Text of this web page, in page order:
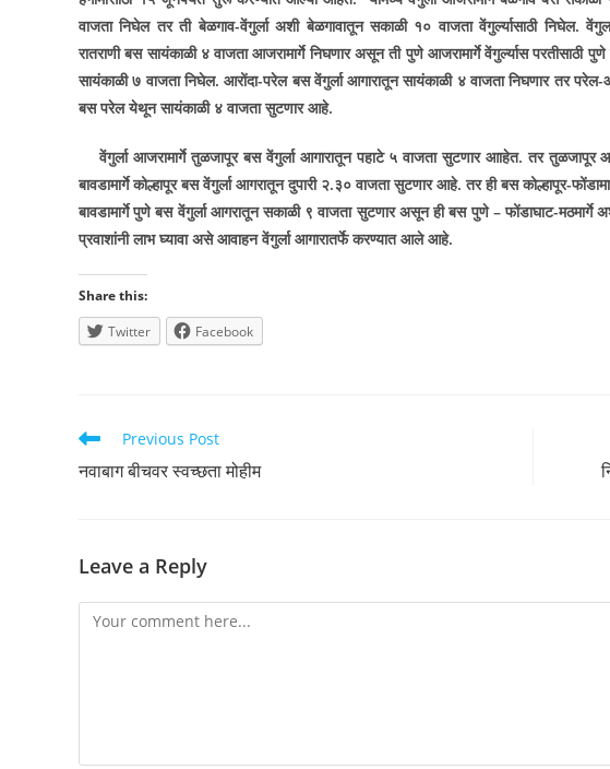
वाजता निघेल तर ती बेळगाव-वेंगुर्ला अशी बेळगावातून सकाळी १० वाजता वेंगुर्ल्यासाठी निघेल.
रातराणी बस सायंकाळी ४ वाजता आजरामार्गे निघणार असून ती पुणे आजरामार्गे वेंगुर्ल्यास परतीसाठी
सायंकाळी ७ वाजता निघेल. आरोंदा-परेल बस वेंगुर्ला आगारातून सायंकाळी ४ वाजता निघणार तर परेल-
बस परेल येथून सायंकाळी ४ वाजता सुटणार आहे.
वेंगुर्ला आजरामार्गे तुळजापूर बस वेंगुर्ला आगारातून पहाटे ५ वाजता सुटणार आाहेत. तर
बावडामार्गे कोल्हापूर बस वेंगुर्ला आगरातून दुपारी २.३० वाजता सुटणार आहे. तर ही बस कोल्हापूर-
बावडामार्गे पुणे बस वेंगुर्ला आगरातून सकाळी ९ वाजता सुटणार असून ही बस पुणे – फोंडाघाट-
प्रवाशांनी लाभ घ्यावा असे आवाहन वेंगुर्ला आगारातर्फे करण्यात आले आहे.
Share this:
Twitter
Facebook
Read
articles
Previous Post
नवाबाग बीचवर स्वच्छता मोहीम
Leave a Reply
Comment